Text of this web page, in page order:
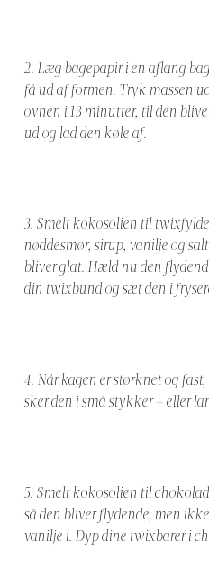
2. Læg bagepapir i en aflang
få ud af formen. Tryk massen
ovnen i 13 minutter, til den
ud og lad den køle af.
3. Smelt kokosolien til
nøddesmør, sirup, vanilje og
bliver glat. Hæld nu den
din twixbund og sæt den i
4. Når kagen er størknet og
sker den i små stykker – eller
5. Smelt kokosolien til
så den bliver flydende, men
vanilje i. Dyp dine twixbarer i